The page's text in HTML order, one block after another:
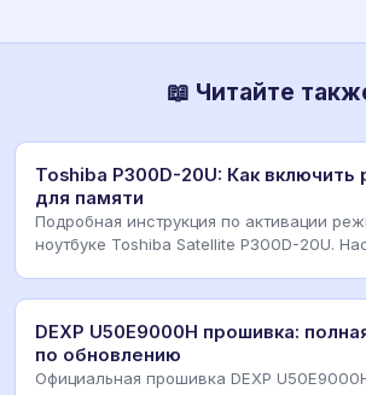
📖 Читайте
Toshiba P300D-20U: Как включить
для памяти
Подробная инструкция по активации
ноутбуке Toshiba Satellite P300D-20U.
DEXP U50E9000H прошивка:
по обновлению
Официальная прошивка DEXP